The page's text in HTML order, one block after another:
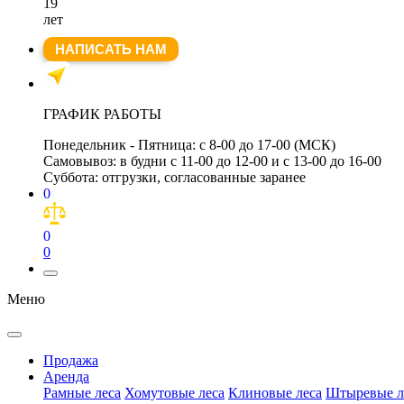
лет
НАПИСАТЬ НАМ
ГРАФИК РАБОТЫ
Понедельник - Пятница: с 8-00 до 17-00 (МСК)
Самовывоз: в будни с 11-00 до 12-00 и с 13-00 до 16-00
Суббота: отгрузки, согласованные заранее
0
0
0
Меню
Продажа
Аренда
Рамные леса Хомутовые леса Клиновые леса Штыревые